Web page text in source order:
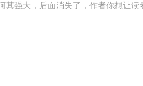
强大，后面消失了，作者你想让